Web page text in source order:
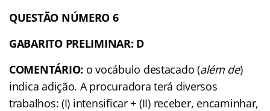
QUESTÃO NÚMERO 6
GABARITO PRELIMINAR: D
COMENTÁRIO: o vocábulo destacado (além de)
indica adição. A procuradora terá diversos
trabalhos: (I) intensificar + (II) receber, encaminhar,